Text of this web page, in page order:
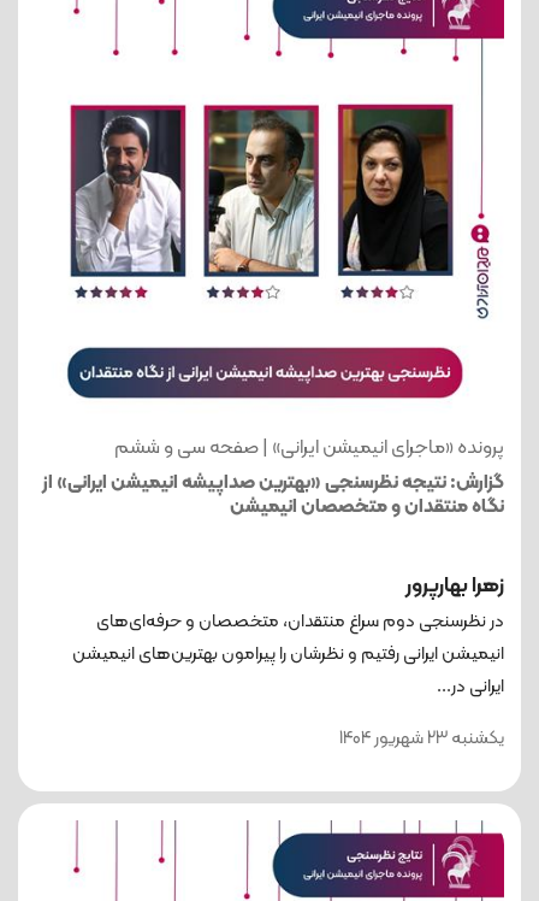
پرونده «ماجرای انیمیشن ایرانی» | صفحه سی و ششم
گزارش: نتیجه نظرسنجی «بهترین صداپیشه انیمیشن‌ ایرانی» از
نگاه منتقدان و متخصصان انیمیشن
زهرا بهارپرور
در نظرسنجی دوم سراغ منتقدان، متخصصان و حرفه‌ای‌های
انیمیشن ایرانی رفتیم و نظرشان را پیرامون بهترین‌های انیمیشن
ایرانی در...
یکشنبه 23 شهریور 1404